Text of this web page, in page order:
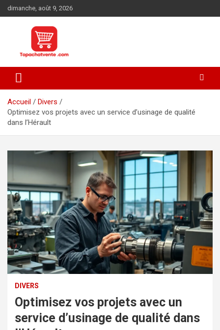
Aller
au
dimanche, août 9, 2026
topachatvente.com
Accueil
Divers
Optimisez vos projets avec un service d’usinage de qualité
dans l’Hérault
DIVERS
Optimisez vos projets avec un
service d’usinage de qualité dans